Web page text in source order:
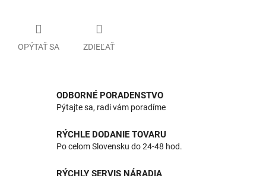
OPÝTAŤ SA ZDIEĽAŤ
ODBORNÉ PORADENSTVO
Pýtajte sa, radi vám poradíme
RÝCHLE DODANIE TOVARU
Po celom Slovensku do 24-48 hod.
RÝCHLY SERVIS NÁRADIA